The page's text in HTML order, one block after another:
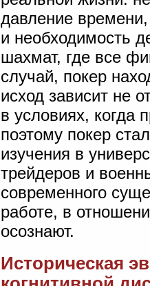
давление
и необходимость
шахмат, где все
случай, покер
исход зависит не
в условиях, когда
поэтому покер
изучения в
трейдеров и
современного
работе, в
осознают.
Историческая